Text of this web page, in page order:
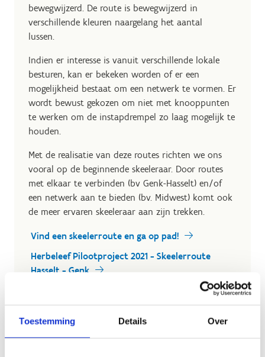
Toestemming Details Over
bewegwijzerd. De route is bewegwijzerd in
verschillende kleuren naargelang het aantal
lussen.
Indien er interesse is vanuit verschillende lokale
besturen, kan er bekeken worden of er een
mogelijkheid bestaat om een netwerk te vormen. Er
wordt bewust gekozen om niet met knooppunten
te werken om de instapdrempel zo laag mogelijk te
houden.
Met de realisatie van deze routes richten we ons
vooral op de beginnende skeeleraar. Door routes
met elkaar te verbinden (bv Genk-Hasselt) en/of
een netwerk aan te bieden (bv. Midwest) komt ook
de meer ervaren skeeleraar aan zijn trekken.
Vind een skeelerroute en ga op pad!
Herbeleef Pilootproject 2021 - Skeelerroute
Hasselt - Genk